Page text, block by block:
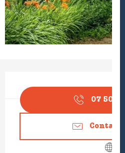
Ouverture et
07 50